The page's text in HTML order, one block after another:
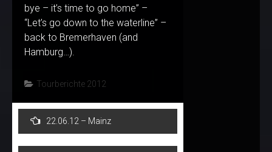
bye – it’s time to go home” –
“Let’s go down to the waterline” –
back to Bremerhaven (and
Hamburg…).
Tourberichte 2012
Post
navigation
22.06.12 – Mainz